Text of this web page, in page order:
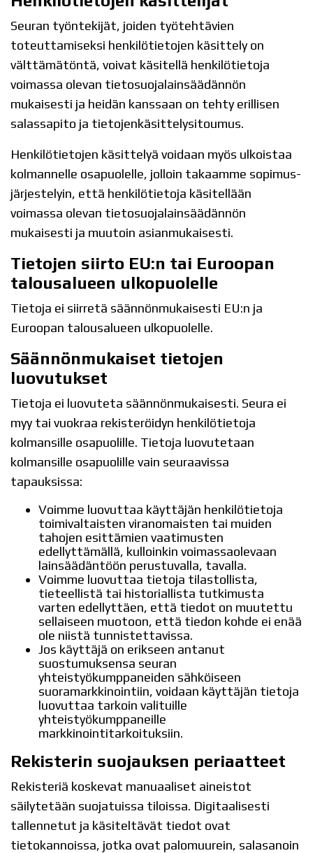
Seuran työntekijät, joiden työtehtävien
toteuttamiseksi henkilötietojen käsittely on
välttämätöntä, voivat käsitellä henkilötietoja
voimassa olevan tietosuojalainsäädännön
mukaisesti ja heidän kanssaan on tehty erillisen
salassapito ja tietojenkäsittelysitoumus.
Henkilötietojen käsittelyä voidaan myös ulkoistaa
kolmannelle osapuolelle, jolloin takaamme sopimus-
järjestelyin, että henkilötietoja käsitellään
voimassa olevan tietosuojalainsäädännön
mukaisesti ja muutoin asianmukaisesti.
Tietojen siirto EU:n tai Euroopan
talousalueen ulkopuolelle
Tietoja ei siirretä säännönmukaisesti EU:n ja
Euroopan talousalueen ulkopuolelle.
Säännönmukaiset tietojen
luovutukset
Tietoja ei luovuteta säännönmukaisesti. Seura ei
myy tai vuokraa rekisteröidyn henkilötietoja
kolmansille osapuolille. Tietoja luovutetaan
kolmansille osapuolille vain seuraavissa
tapauksissa:
Voimme luovuttaa käyttäjän henkilötietoja
toimivaltaisten viranomaisten tai muiden
tahojen esittämien vaatimusten
edellyttämällä, kulloinkin voimassaolevaan
lainsäädäntöön perustuvalla, tavalla.
Voimme luovuttaa tietoja tilastollista,
tieteellistä tai historiallista tutkimusta
varten edellyttäen, että tiedot on muutettu
sellaiseen muotoon, että tiedon kohde ei enää
ole niistä tunnistettavissa.
Jos käyttäjä on erikseen antanut
suostumuksensa seuran
yhteistyökumppaneiden sähköiseen
suoramarkkinointiin, voidaan käyttäjän tietoja
luovuttaa tarkoin valituille
yhteistyökumppaneille
markkinointitarkoituksiin.
Rekisterin suojauksen periaatteet
Rekisteriä koskevat manuaaliset aineistot
säilytetään suojatuissa tiloissa. Digitaalisesti
tallennetut ja käsiteltävät tiedot ovat
tietokannoissa, jotka ovat palomuurein, salasanoin